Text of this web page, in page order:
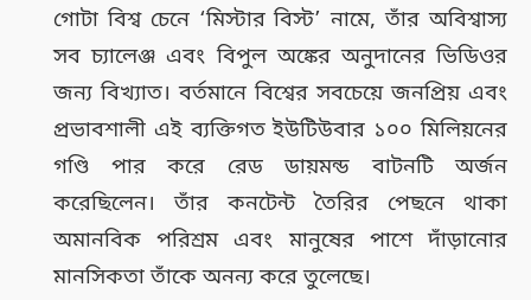
গোটা বিশ্ব চেনে ‘মিস্টার বিস্ট’ নামে, তাঁর অবিশ্বাস্য
সব চ্যালেঞ্জ এবং বিপুল অঙ্কের অনুদানের ভিডিওর
জন্য বিখ্যাত। বর্তমানে বিশ্বের সবচেয়ে জনপ্রিয় এবং
প্রভাবশালী এই ব্যক্তিগত ইউটিউবার ১০০ মিলিয়নের
গণ্ডি পার করে রেড ডায়মন্ড বাটনটি অর্জন
করেছিলেন। তাঁর কনটেন্ট তৈরির পেছনে থাকা
অমানবিক পরিশ্রম এবং মানুষের পাশে দাঁড়ানোর
মানসিকতা তাঁকে অনন্য করে তুলেছে।